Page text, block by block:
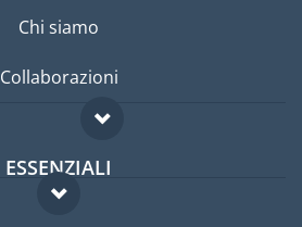
Chi siamo
Collaborazioni
ESSENZIALI
Forum per expat